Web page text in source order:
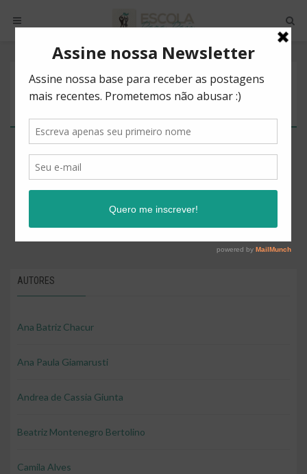
POSTS BY TAG
NUTRIÇÃO
There are no posts to show.
AUTORES
Ana Batriz Chacur
Ana Paula Giamarusti
Andrea de Cassia Giunta
Beatriz Montenegro Bertolino
Camila Alves